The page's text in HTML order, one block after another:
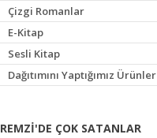
Çizgi Romanlar
E-Kitap
Sesli Kitap
Dağıtımını Yaptığımız Ürünler
REMZİ'DE ÇOK SATANLAR